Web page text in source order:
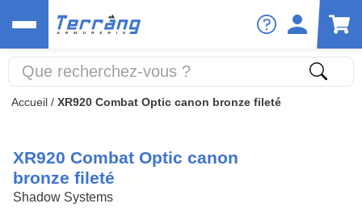
Accueil / XR920 Combat Optic canon bronze fileté
XR920 Combat Optic canon
bronze fileté
Shadow Systems